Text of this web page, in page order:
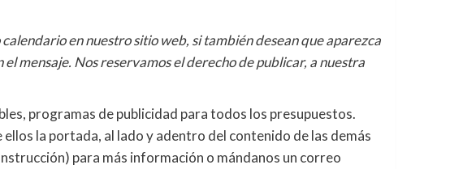
en nuestro sitio web, si también desean que aparezca
mensaje. Nos reservamos el derecho de publicar, a nuestra
programas de publicidad para todos los presupuestos.
la portada, al lado y adentro del contenido de las demás
para más información o mándanos un correo